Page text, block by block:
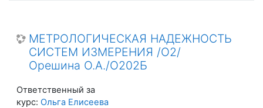
МЕТРОЛОГИЧЕСКАЯ НАДЕЖНОСТЬ
СИСТЕМ ИЗМЕРЕНИЯ /О2/
Орешина О.А./О202Б
Ответственный за
курс: Ольга Елисеева